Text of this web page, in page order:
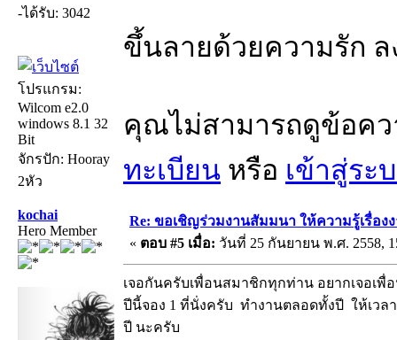
-ได้รับ: 3042
โปรแกรม:
Wilcom e2.0
windows 8.1 32
Bit
จักรปัก: Hooray
2หัว
ขึ้นลายด้วยความรัก
คุณไม่สามารถดูข้อค
ทะเบียน หรือ เข้าสู่ระ
kochai
Hero Member
Re: ขอเชิญร่วมงานสัมมนา ให้ความรู้เรื่อง
« ตอบ #5 เมื่อ: วันที่ 25 กันยายน พ.ศ. 2558,
เจอกันครับเพื่อนสมาชิกทุกท่าน อยากเจอเ
ปีนี้จอง 1 ที่นั่งครับ ทำงานตลอดทั้งปี ให้เวล
ปี นะครับ